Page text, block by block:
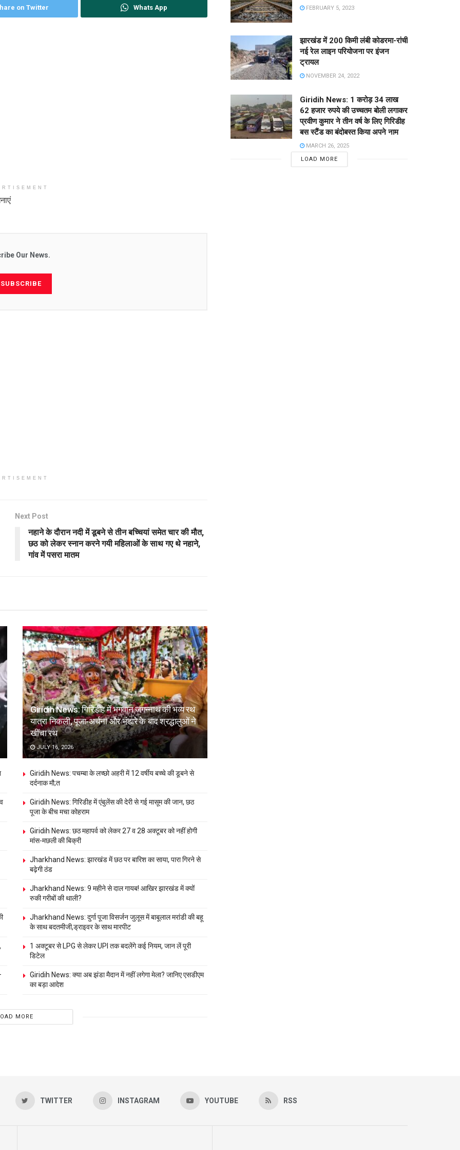
on Twitter Whats App
Our News.
SUBSCRIBE
Next Post
नहाने के दौरान नदी में डूबने से तीन बच्चियां समेत चार की मौत,
छठ को लेकर स्नान करने गयी महिलाओं के साथ गए थे नहाने,
गांव में पसरा मातम
Giridih News: गिरिडीह में भगवान जगन्नाथ की भव्य रथ
यात्रा निकली, पूजा-अर्चना और भंडारे के बाद श्रद्धालुओं ने
खींचा रथ
JULY 16, 2026
Giridih News: पचम्बा के लच्छो अहरी में 12 वर्षीय बच्चे की डूबने से
दर्दनाक मौ;त
Giridih News: गिरिडीह में एंबुलेंस की देरी से गई मासूम की जान, छठ
पूजा के बीच मचा कोहराम
Giridih News: छठ महापर्व को लेकर 27 व 28 अक्टूबर को नहीं होगी
मांस-मछली की बिक्री
Jharkhand News: झारखंड में छठ पर बारिश का साया, पारा गिरने से
बढ़ेगी ठंड
Jharkhand News: 9 महीने से दाल गायब! आखिर झारखंड में क्यों
रुकी गरीबों की थाली?
Jharkhand News: दुर्गा पूजा विसर्जन जुलूस में बाबूलाल मरांडी की बहू
के साथ बदतमीजी,ड्राइवर के साथ मारपीट
1 अक्टूबर से LPG से लेकर UPI तक बदलेंगे कई नियम, जान लें पूरी
डिटेल
Giridih News: क्या अब झंडा मैदान में नहीं लगेगा मेला? जानिए एसडीएम
का बड़ा आदेश
MORE
FEBRUARY 5, 2023
झारखंड में 200 किमी लंबी कोडरमा-रांची
नई रेल लाइन परियोजना पर इंजन
ट्रायल
NOVEMBER 24, 2022
Giridih News: 1 करोड़ 34 लाख
62 हजार रुपये की उच्चतम बोली लगाकर
प्रवीण कुमार ने तीन वर्ष के लिए गिरिडीह
बस स्टैंड का बंदोबस्त किया अपने नाम
MARCH 26, 2025
LOAD MORE
TWITTER INSTAGRAM YOUTUBE RSS